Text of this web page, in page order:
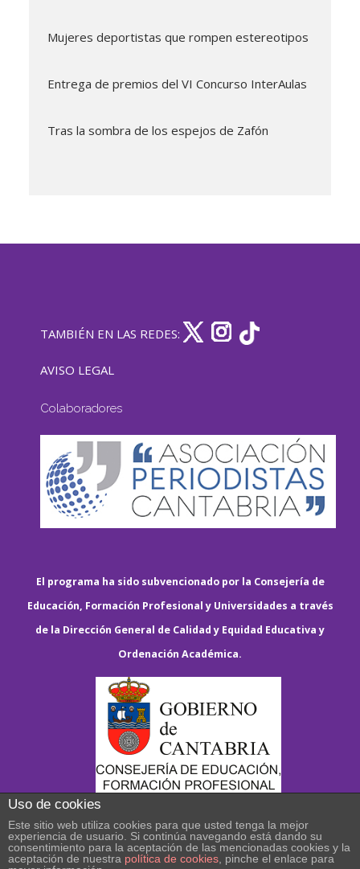
Mujeres deportistas que rompen estereotipos
Entrega de premios del VI Concurso InterAulas
Tras la sombra de los espejos de Zafón
TAMBIÉN EN LAS REDES:
AVISO LEGAL
Colaboradores
El programa ha sido subvencionado por la Consejería de
Educación, Formación Profesional y Universidades a través
de la Dirección General de Calidad y Equidad Educativa y
Ordenación Académica.
Uso de cookies
Este sitio web utiliza cookies para que usted tenga la mejor
experiencia de usuario. Si continúa navegando está dando su
consentimiento para la aceptación de las mencionadas cookies y la
aceptación de nuestra política de cookies , pinche el enlace para